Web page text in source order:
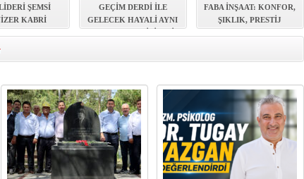
ŞEMSİ
KABRİ
GEÇİM DERDİ İLE
GELECEK HAYALİ AYNI
FABA İNŞAAT: KONFOR,
ŞIKLIK, PRESTİJ